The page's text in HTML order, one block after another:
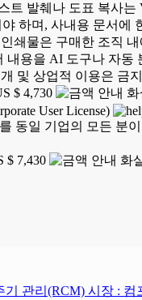
트 발췌나 도표 복사는
야 하며, 사내용 문서에
쇄물은 구매한 조직
내용을 AI 도구나 자동
및 상업적 이용은 금
$ 4,730
User License)
동일 기업의 모든 분
$ 7,430
기 관리(RCM) 시장 : 컴